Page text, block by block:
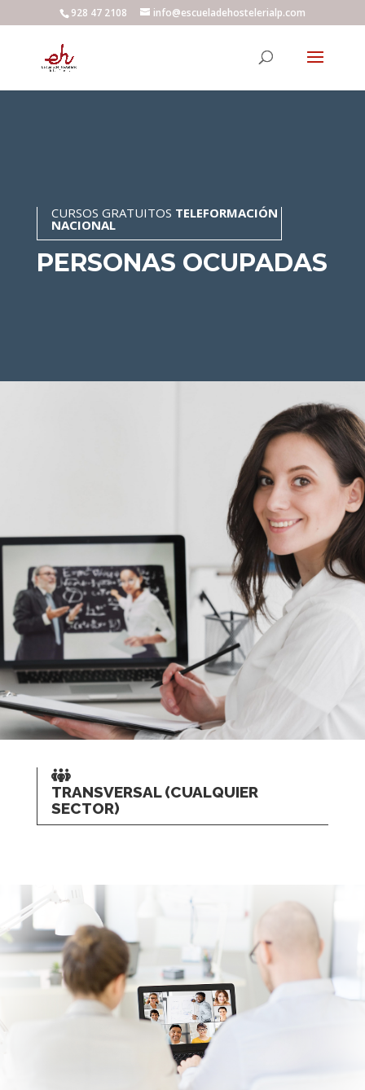
928 47 2108 info@escueladehostelerialp.com
CURSOS GRATUITOS TELEFORMACIÓN
NACIONAL
PERSONAS OCUPADAS
TRANSVERSAL (CUALQUIER
SECTOR)